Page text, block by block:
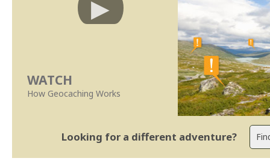
WATCH
How Geocaching Works
Looking for a different adventure?